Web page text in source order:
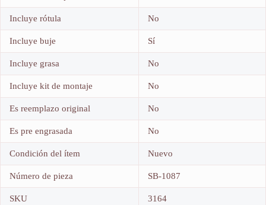
Incluye rótula No
Incluye buje Sí
Incluye grasa No
Incluye kit de montaje No
Es reemplazo original No
Es pre engrasada No
Condición del ítem Nuevo
Número de pieza SB-1087
SKU 3164